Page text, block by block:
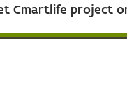
Cmartlife project